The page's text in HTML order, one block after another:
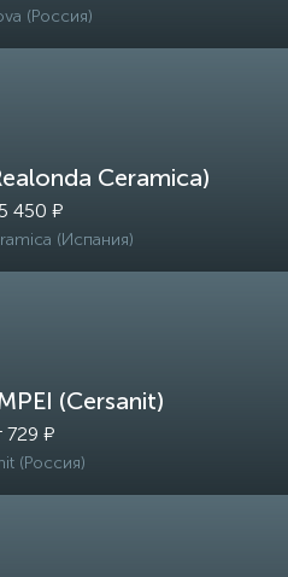
(Россия)
Ceramica)
450 ₽
(Испания)
(Cersanit)
729 ₽
(Россия)